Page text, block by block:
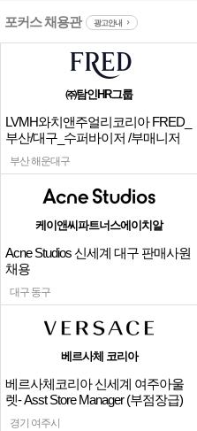
포커스 채용관 광고안내
㈜탐인HR그룹
LVMH와치앤주얼리코리아 FRED_
부산/대구_수퍼바이저 /부매니저
채용
부산 해운대구
케이앤씨파트너스에이치알
Acne Studios 신세계 대구 판매사원
채용
대구 동구
베르사체 코리아
베르사체코리아 신세계 여주아울
렛- Asst Store Manager (부점장급)
채용
경기 여주시